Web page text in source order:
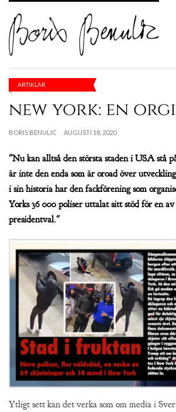
ARTIKLAR
new york: en
BORIS BENULIC AUGUSTI 18, 2020
"Nu kan alltså den största staden i USA stå
är inte den enda som är oroad över
i sin historia har den fackförening som
Yorks 36 000 poliser uttalat sitt stöd för en
presidentval."
Ytligt sett kan det verka som om media i